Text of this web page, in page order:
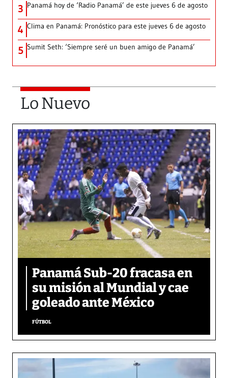
3 Panamá hoy de ‘Radio Panamá’ de este jueves 6 de agosto
4 Clima en Panamá: Pronóstico para este jueves 6 de agosto
5 Sumit Seth: ‘Siempre seré un buen amigo de Panamá’
Lo Nuevo
Panamá Sub-20 fracasa en
su misión al Mundial y cae
goleado ante México
FÚTBOL